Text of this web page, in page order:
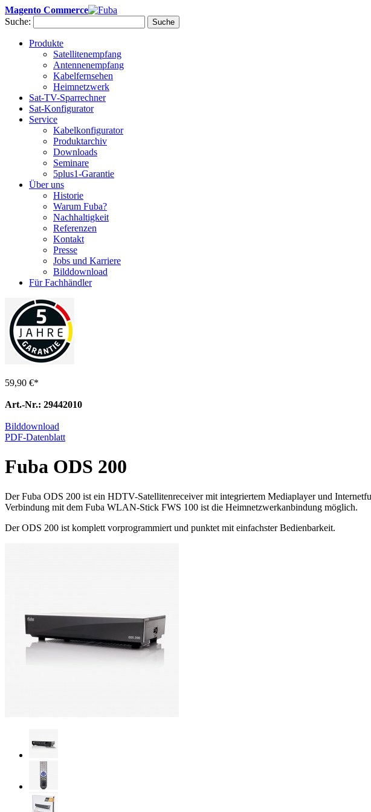
Magento Commerce
Suche:
Suche
Produkte
Satellitenempfang
Antennenempfang
Kabelfernsehen
Heimnetzwerk
Sat-TV-Sparrechner
Sat-Konfigurator
Service
Kabelkonfigurator
Produktarchiv
Downloads
Seminare
5plus1-Garantie
Über uns
Historie
Warum Fuba?
Nachhaltigkeit
Referenzen
Kontakt
Presse
Jobs und Karriere
Bilddownload
Für Fachhändler
59,90 €*
Art.-Nr.: 29442010
Bilddownload
PDF-Datenblatt
Fuba ODS 200
Der Fuba ODS 200 ist ein HDTV-Satellitenreceiver mit integriertem Mediaplayer und
Verbindung mit dem Fuba WLAN-Stick FWS 100 ist die Heimnetzwerkanbindung möglich.
Der ODS 200 ist komplett vorprogrammiert und punktet mit einfachster Bedienbarkeit.